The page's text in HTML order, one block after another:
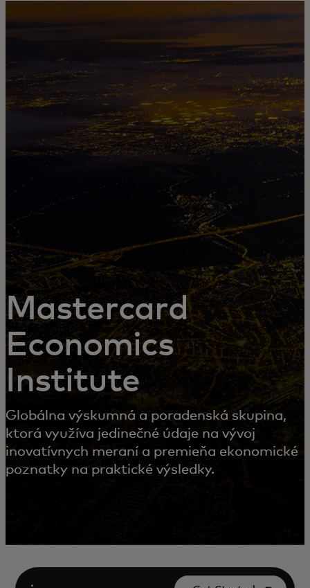
Pre vás
Pre firmy
Pre svet
Pre inovátorov
Novinky a trendy
Mastercard
Economics
Institute
Globálna výskumná a poradenská skupina,
ktorá využíva jedinečné údaje na vývoj
inovatívnych meraní a premieňa ekonomické
poznatky na praktické výsledky.